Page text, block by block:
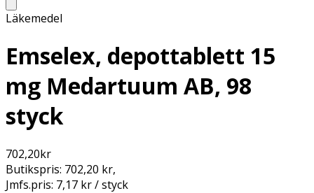
Läkemedel
Emselex, depottablett 15
mg Medartuum AB, 98
styck
702,20kr
Butikspris: 702,20 kr,
Jmfs.pris: 7,17 kr / styck